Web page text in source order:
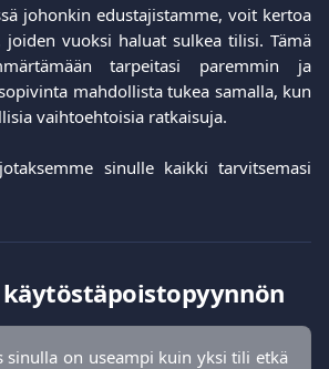
johonkin edustajistamme, voit kertoa
joiden vuoksi haluat sulkea tilisi. Tämä
tarpeitasi paremmin ja
mahdollista tukea samalla, kun
vaihtoehtoisia ratkaisuja.
sinulle kaikki tarvitsemasi
sinulla on useampi kuin yksi tili etkä